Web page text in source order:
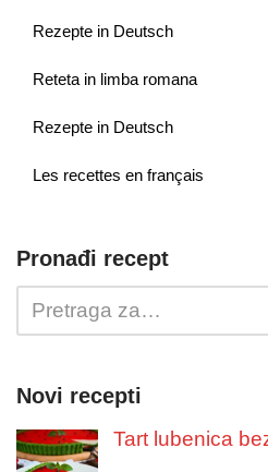
Rezepte in Deutsch
Reteta in limba romana
Rezepte in Deutsch
Les recettes en français
Pronađi recept
Novi recepti
Tart lubenica